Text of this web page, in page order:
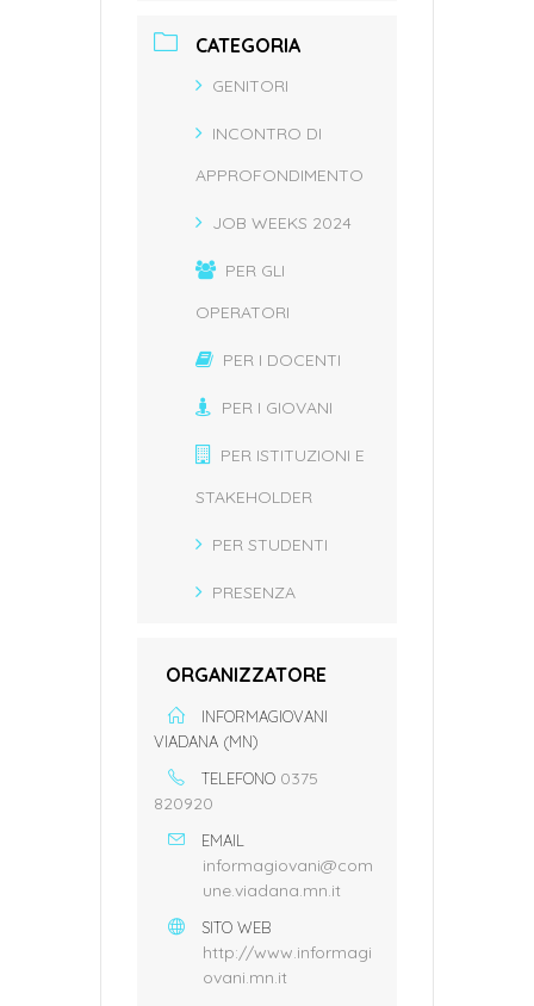
CATEGORIA
GENITORI
INCONTRO DI
APPROFONDIMENTO
JOB WEEKS 2024
PER GLI
OPERATORI
PER I DOCENTI
PER I GIOVANI
PER ISTITUZIONI E
STAKEHOLDER
PER STUDENTI
PRESENZA
ORGANIZZATORE
INFORMAGIOVANI
VIADANA (MN)
TELEFONO 0375
820920
EMAIL
informagiovani@com
une.viadana.mn.it
SITO WEB
http://www.informagi
ovani.mn.it